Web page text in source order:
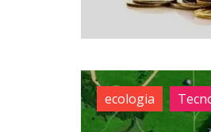
ecologia